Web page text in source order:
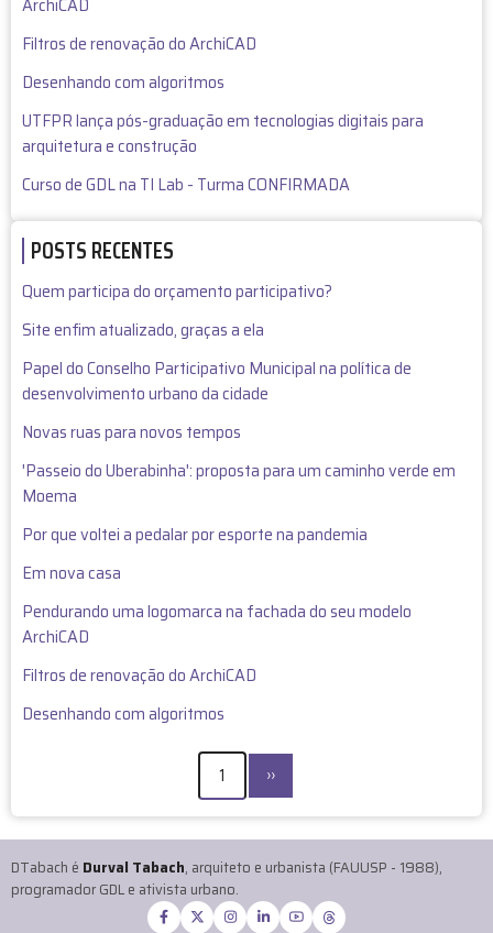
s
S
v
a
n
ã
v
e
i
f
i
a
d
o
ArchiCAD
Filtros de renovação do ArchiCAD
Desenhando com algoritmos
UTFPR lança pós-graduação em tecnologias digitais para
arquitetura e construção
Curso de GDL na TI Lab - Turma CONFIRMADA
POSTS RECENTES
Quem participa do orçamento participativo?
Site enfim atualizado, graças a ela
Papel do Conselho Participativo Municipal na política de
desenvolvimento urbano da cidade
Novas ruas para novos tempos
'Passeio do Uberabinha': proposta para um caminho verde em
Moema
Por que voltei a pedalar por esporte na pandemia
Em nova casa
Pendurando uma logomarca na fachada do seu modelo
ArchiCAD
Filtros de renovação do ArchiCAD
Desenhando com algoritmos
1 ››
DTabach é Durval Tabach, arquiteto e urbanista (FAUUSP - 1988),
programador GDL e ativista urbano.